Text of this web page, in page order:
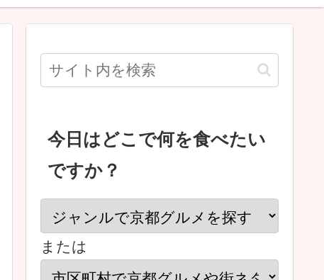
今日はどこで何を食べたい
ですか？
または